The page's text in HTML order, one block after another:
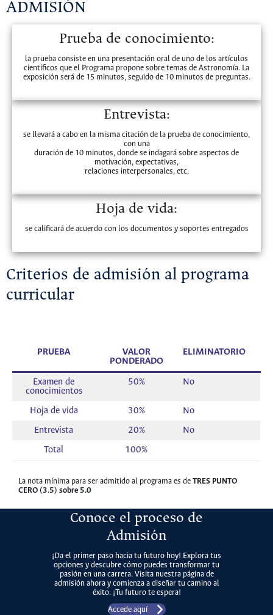
ADMISIÓN
Prueba de conocimiento:
la prueba consiste en una presentación oral de uno de los artículos
científicos que el Programa propone sobre temas de Astronomía. La
exposición será de 15 minutos, seguido de 10 minutos de preguntas.
Entrevista:
se llevará a cabo en la misma citación de la prueba de conocimiento,
con una
duración de 10 minutos, donde se indagará sobre aspectos de
motivación, expectativas,
relaciones interpersonales, etc.
Hoja de vida:
se calificará de acuerdo con los documentos y soportes entregados
Criterios de admisión al programa
curricular
PRUEBA
VALOR
PONDERADO
ELIMINATORIO
Examen de
conocimientos
50% No
Hoja de vida 30%
No
Entrevista
20%
No
Total
100%
La nota mínima para ser admitido al programa es de TRES PUNTO
CERO (3.5) sobre 5.0
Conoce el proceso de
Admisión
¡Da el primer paso hacia tu futuro hoy! Explora tus
opciones y descubre cómo puedes transformar tu
pasión en una carrera. Visita nuestra página de
admisión ahora y comienza a diseñar tu camino al
éxito. ¡Tu futuro te espera!
Accede aquí